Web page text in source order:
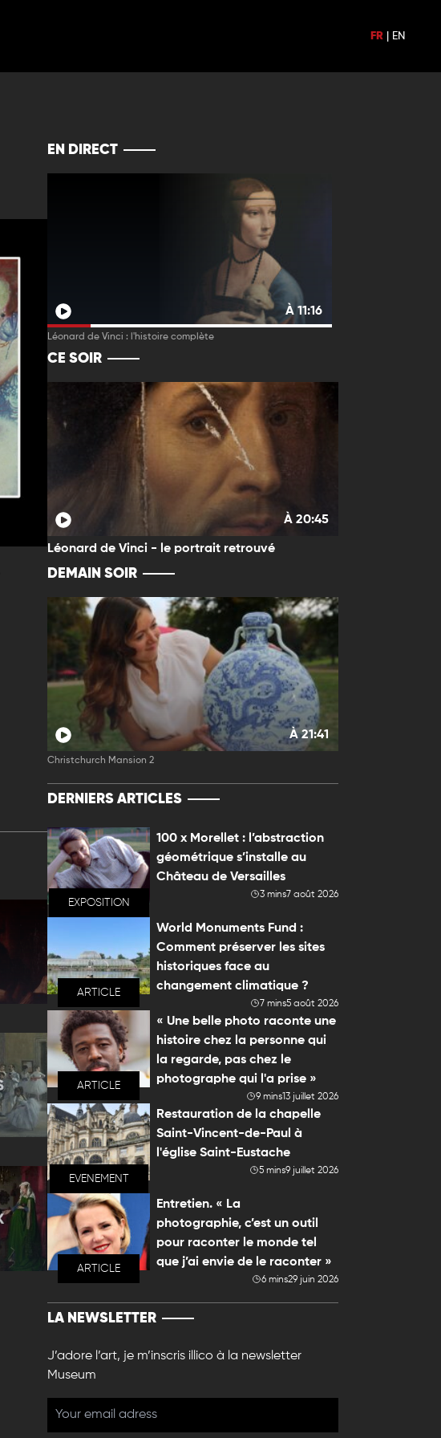
FR EN
EN DIRECT
À 11:16
Léonard de Vinci : l'histoire complète
CE SOIR
À 20:45
Léonard de Vinci - le portrait retrouvé
DEMAIN SOIR
À 21:41
Christchurch Mansion 2
DERNIERS ARTICLES
EXPOSITION
100 x Morellet : l’abstraction
géométrique s’installe au
Château de Versailles
3 mins7 août 2026
ARTICLE
World Monuments Fund :
Comment préserver les sites
historiques face au
changement climatique ?
7 mins5 août 2026
ARTICLE
« Une belle photo raconte une
histoire chez la personne qui
la regarde, pas chez le
photographe qui l'a prise »
9 mins13 juillet 2026
EVENEMENT
Restauration de la chapelle
Saint-Vincent-de-Paul à
l'église Saint-Eustache
5 mins9 juillet 2026
ARTICLE
Entretien. « La
photographie, c’est un outil
pour raconter le monde tel
que j’ai envie de le raconter »
6 mins29 juin 2026
LA NEWSLETTER
J’adore l’art, je m’inscris illico à la newsletter
Museum